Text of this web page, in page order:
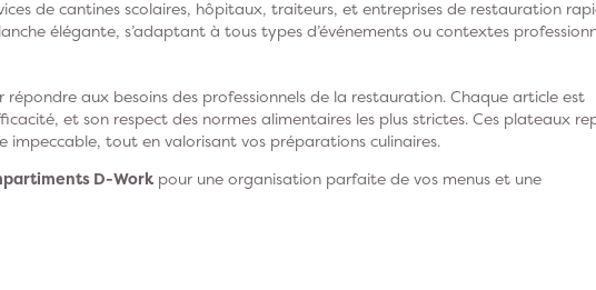
de cantines scolaires, hôpitaux, traiteurs, et entreprises de restauration
élégante, s’adaptant à tous types d’événements ou contextes
répondre aux besoins des professionnels de la restauration. Chaque article est
et son respect des normes alimentaires les plus strictes. Ces plateaux
impeccable, tout en valorisant vos préparations culinaires.
D-Work pour une organisation parfaite de vos menus et une